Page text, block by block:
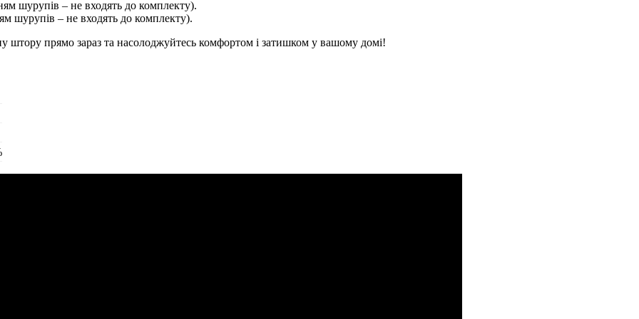
шурупів – не входять до комплекту).
шурупів – не входять до комплекту).
штору прямо зараз та насолоджуйтесь комфортом і затишком у вашому домі!